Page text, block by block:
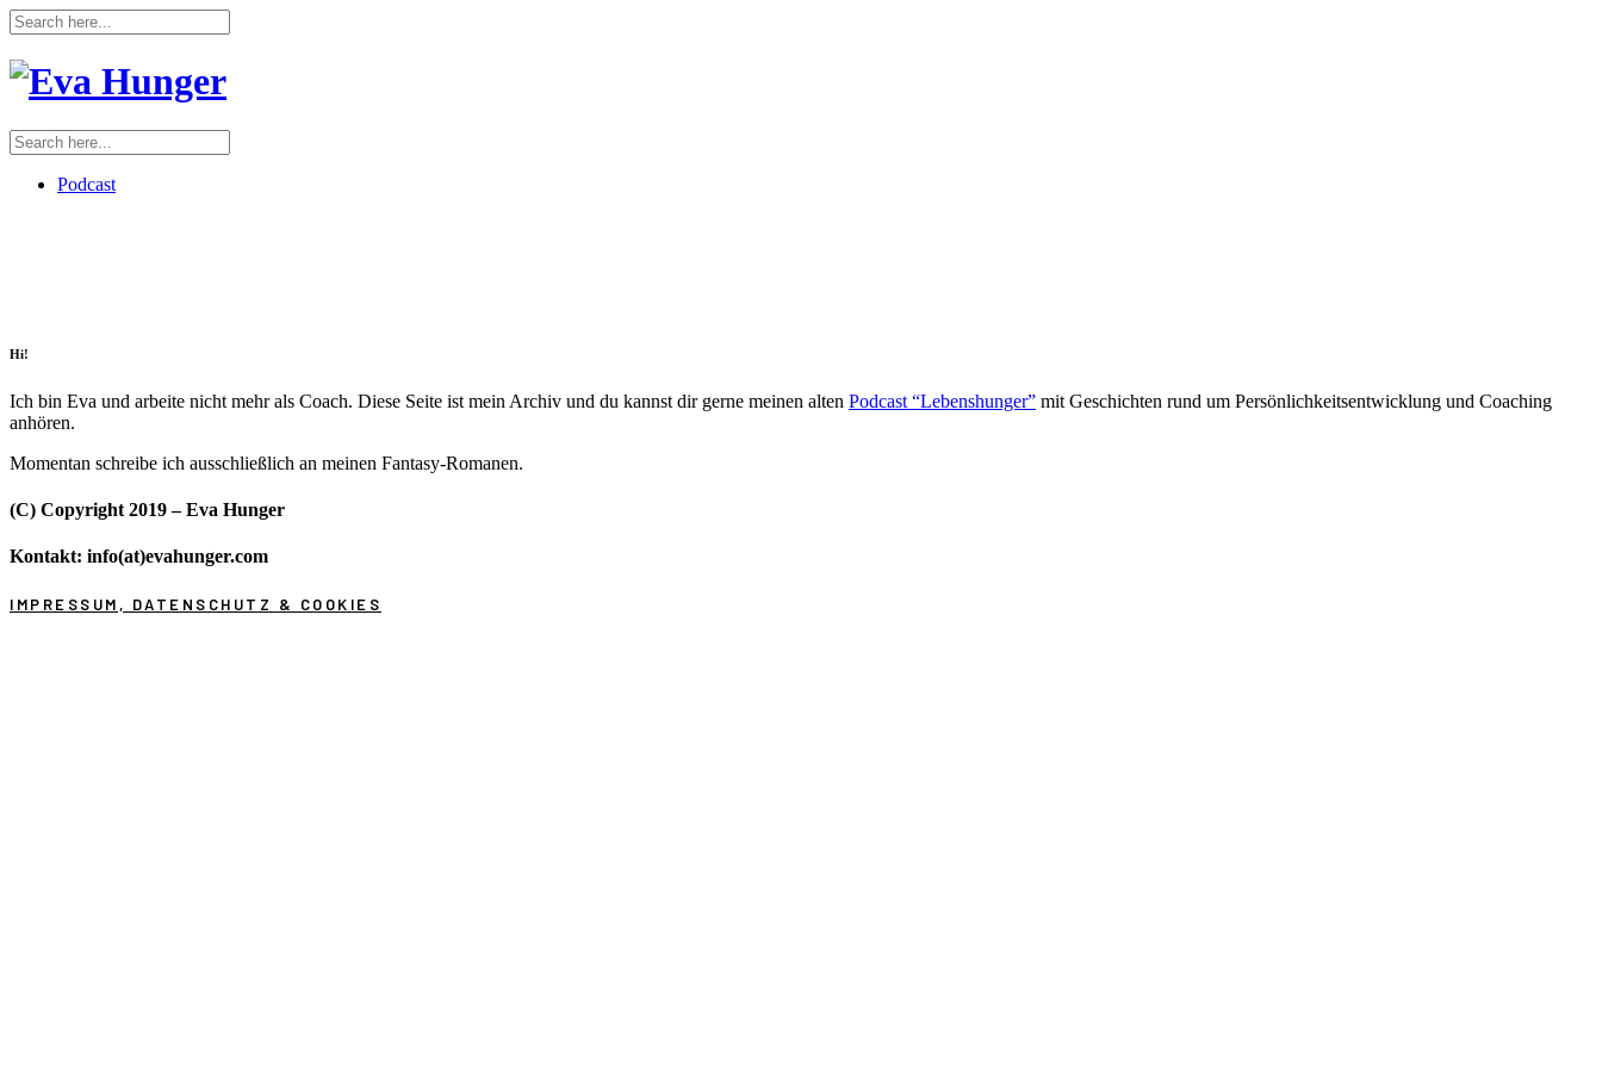
Podcast
Hi!
Ich bin Eva und arbeite nicht mehr als Coach. Diese Seite ist mein Archiv und du kannst dir gerne meinen alten Podcast “Lebenshunger” mit Geschichten rund um Persönlichkeitsentwicklung und Coaching
anhören.
Momentan schreibe ich ausschließlich an meinen Fantasy-Romanen.
(C) Copyright 2019 – Eva Hunger
Kontakt: info(at)evahunger.com
IMPRESSUM, DATENSCHUTZ & COOKIES